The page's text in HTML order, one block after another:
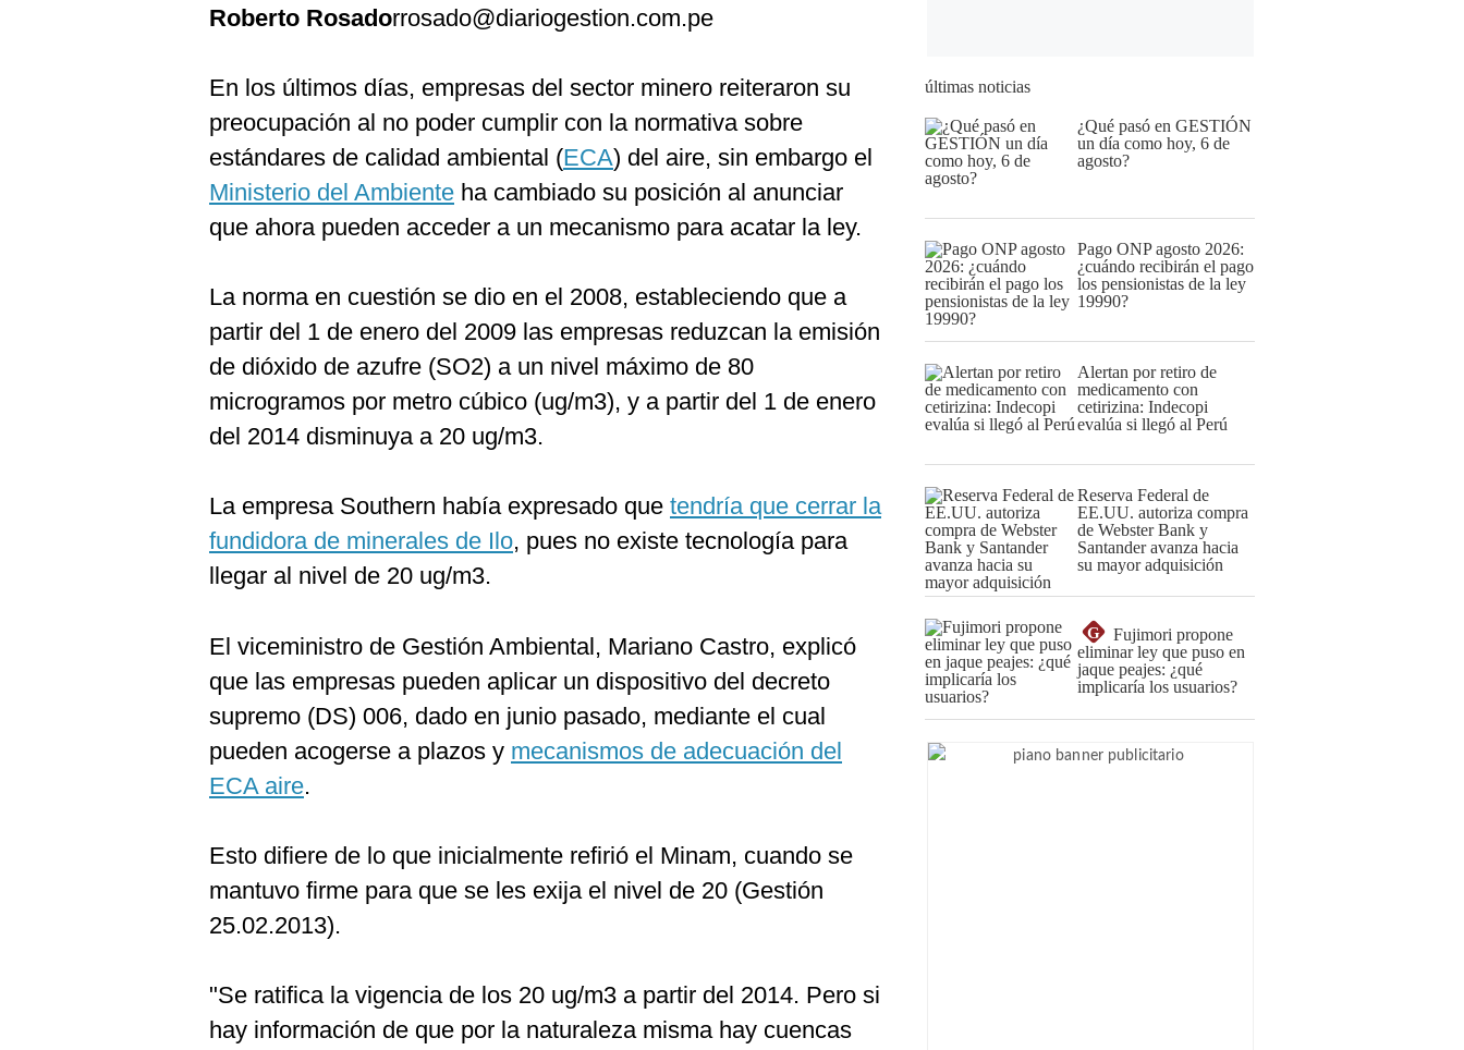
Roberto Rosadorrosado@diariogestion.com.pe
En los últimos días, empresas del sector minero reiteraron su
preocupación al no poder cumplir con la normativa sobre
estándares de calidad ambiental (ECA) del aire, sin embargo el
Ministerio del Ambiente ha cambiado su posición al anunciar
que ahora pueden acceder a un mecanismo para acatar la ley.
La norma en cuestión se dio en el 2008, estableciendo que a
partir del 1 de enero del 2009 las empresas reduzcan la emisión
de dióxido de azufre (SO2) a un nivel máximo de 80
microgramos por metro cúbico (ug/m3), y a partir del 1 de enero
del 2014 disminuya a 20 ug/m3.
La empresa Southern había expresado que tendría que cerrar la
fundidora de minerales de Ilo, pues no existe tecnología para
llegar al nivel de 20 ug/m3.
El viceministro de Gestión Ambiental, Mariano Castro, explicó
que las empresas pueden aplicar un dispositivo del decreto
supremo (DS) 006, dado en junio pasado, mediante el cual
pueden acogerse a plazos y mecanismos de adecuación del
ECA aire.
Esto difiere de lo que inicialmente refirió el Minam, cuando se
mantuvo firme para que se les exija el nivel de 20 (Gestión
25.02.2013).
"Se ratifica la vigencia de los 20 ug/m3 a partir del 2014. Pero si
hay información de que por la naturaleza misma hay cuencas
últimas noticias
¿Qué pasó en GESTIÓN
un día como hoy, 6 de
agosto?
Pago ONP agosto 2026:
¿cuándo recibirán el pago
los pensionistas de la ley
19990?
Alertan por retiro de
medicamento con
cetirizina: Indecopi
evalúa si llegó al Perú
Reserva Federal de
EE.UU. autoriza compra
de Webster Bank y
Santander avanza hacia
su mayor adquisición
G
Fujimori propone
eliminar ley que puso en
jaque peajes: ¿qué
implicaría los usuarios?